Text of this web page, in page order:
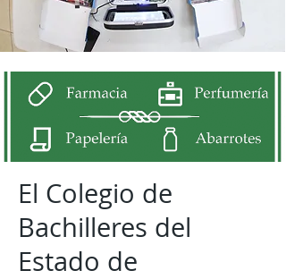
El Colegio de
Bachilleres del
Estado de